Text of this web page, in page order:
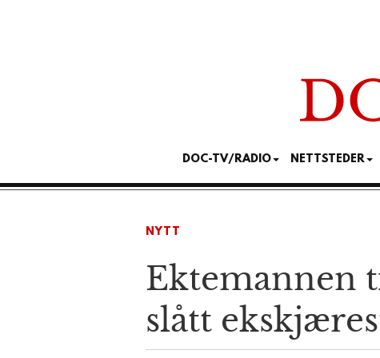
DOC-TV/RADIO NETTSTEDER
NYTT
Ektemannen
slått